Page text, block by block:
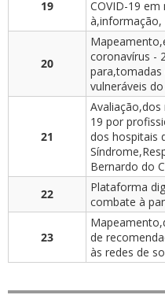
19
COVID-19 em
à,informação,
20
coronavírus -
para,tomadas
vulneráveis
21
Avaliação,dos
19 por
dos hospitais
Bernardo do
22
Plataforma
combate à
23
de
às redes de